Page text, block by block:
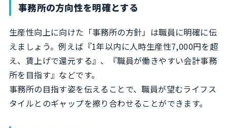
事務所の方向性を明確とする
生産性向上に向けた「事務所の方針」は職員に明確に伝
えましょう。例えば『1年以内に人時生産性7,000円を超
え、賃上げで還元する』、『職員が働きやすい会計事務
所を目指す』などです。
事務所の目指す姿を伝えることで、職員が望むライフス
タイルとのギャップを擦り合わせることができます。